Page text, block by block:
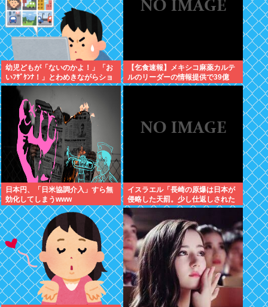
幼児どもが「ないのかよ！」「お
いﾌｻﾞｹﾝﾅ！」とわめきながらショ
ーケースをドンドン叩いたり、エ
ルボーしたりしだした
【乞食速報】メキシコ麻薬カルテ
ルのリーダーの情報提供で39億
円！お前ら急げ！
日本円、「日米協調介入」すら無
効化してしまうwww
イスラエル「長崎の原爆は日本が
侵略した天罰。少し仕返しされた
だけで被害者ヅラ。追悼されるべ
きは侵略された中国や韓国の人々
だよ